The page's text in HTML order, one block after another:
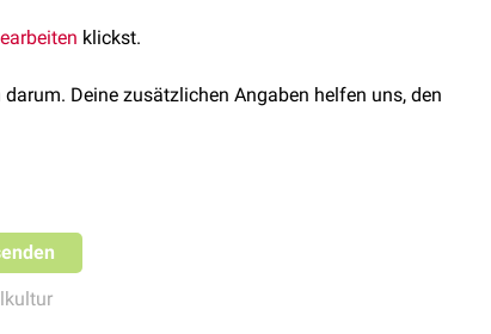
Eingriffe anzufärben, beispielsweise bei
klickst.
Deine zusätzlichen Angaben helfen uns, den